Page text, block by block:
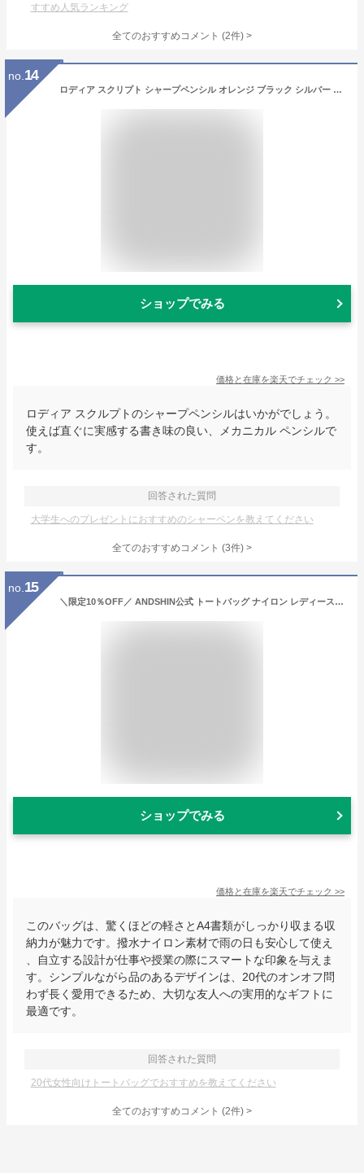
すすめ人気ランキング
全てのおすすめコメント (2件) >
no. 14
ロディア スクリプト シャープペンシル オレンジ ブラック シルバー cf9298 cf9299 cf9291 RHODIA シャーペン メカニカルペンシル scRipt ギフト プレゼント 贈り物 数量 文具 卒業 入学 進級 お祝い 筆記用具 アルミ 金属 ペン おしゃれ かっこいい 中学生
ショップでみる
価格と在庫を楽天でチェック >>
ロディア スクルプトのシャープペンシルはいかがでしょう。
使えば直ぐに実感する書き味の良い、メカニカル ペンシルで
す。
回答された質問
大学生へのプレゼントにおすすめのシャーペンを教えてください
全てのおすすめコメント (3件) >
no. 15
＼限定10％OFF／ ANDSHIN公式 トートバッグ ナイロン レディース 旅行 撥水 バッグ 軽量 通勤用 a4 自立 ファスナー開閉 仕事 軽い 雨の日 おしゃれ シンプル 人気 トラベル
ショップでみる
価格と在庫を楽天でチェック >>
このバッグは、驚くほどの軽さとA4書類がしっかり収まる収
納力が魅力です。撥水ナイロン素材で雨の日も安心して使え
、自立する設計が仕事や授業の際にスマートな印象を与えま
す。シンプルながら品のあるデザインは、20代のオンオフ問
わず長く愛用できるため、大切な友人への実用的なギフトに
最適です。
回答された質問
20代女性向けトートバッグでおすすめを教えてください
全てのおすすめコメント (2件) >